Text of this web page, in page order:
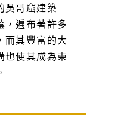
吳哥窟建築
，遍布著許多
而其豐富的大
也使其成為柬